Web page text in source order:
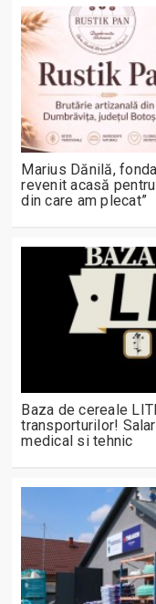
Marius Dănilă,
revenit acasă
din care am plecat”
Baza de cereale
transporturilor!
medical si tehnic